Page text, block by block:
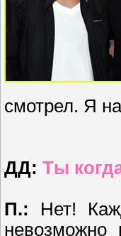
смотрел. Я
ДД: Ты
П.: Нет!